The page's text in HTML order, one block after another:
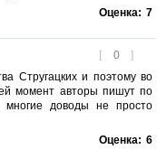
Оценка: 7
[ 0 ]
Стругацких и поэтому во
момент авторы пишут по
многие доводы не просто
Оценка: 6